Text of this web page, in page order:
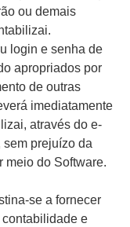
ou demais
login e senha de
apropriados por
de outras
imediatamente
através do e-
sem prejuízo da
meio do Software.
se a fornecer
e